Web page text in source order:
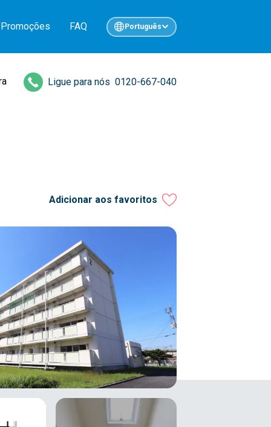
Promoções FAQ Português
Ligue para nós 0120-667-040
Adicionar aos favoritos